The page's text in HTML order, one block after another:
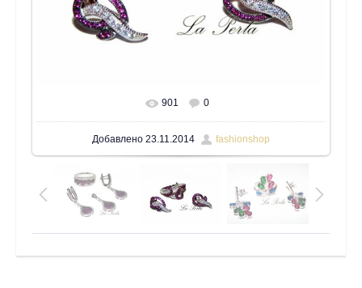
В реальном размере 1600x1200
901 0
Добавлено 23.11.2014 fashionshop